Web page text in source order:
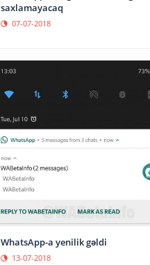
saxlamayacaq
07-07-2018
WhatsApp-a yenilik gəldi
13-07-2018